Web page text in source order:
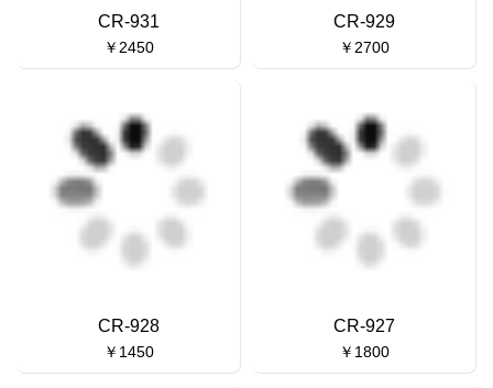
CR-931
￥2450
CR-929
￥2700
CR-928
￥1450
CR-927
￥1800